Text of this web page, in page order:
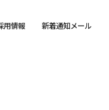
用情報 新着通知メール